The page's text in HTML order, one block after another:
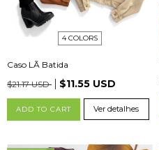
4 COLORS
Caso LÃ Batida
$21.17 USD
$11.55 USD
ADD TO CART Ver detalhes